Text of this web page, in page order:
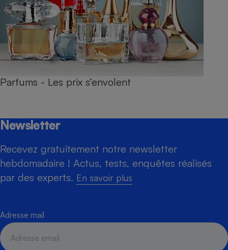
Parfums - Les prix s’envolent
Newsletter
Recevez gratuitement notre newsletter
hebdomadaire ! Actus, tests, enquêtes réalisés
par des experts. En savoir plus
Adresse mail